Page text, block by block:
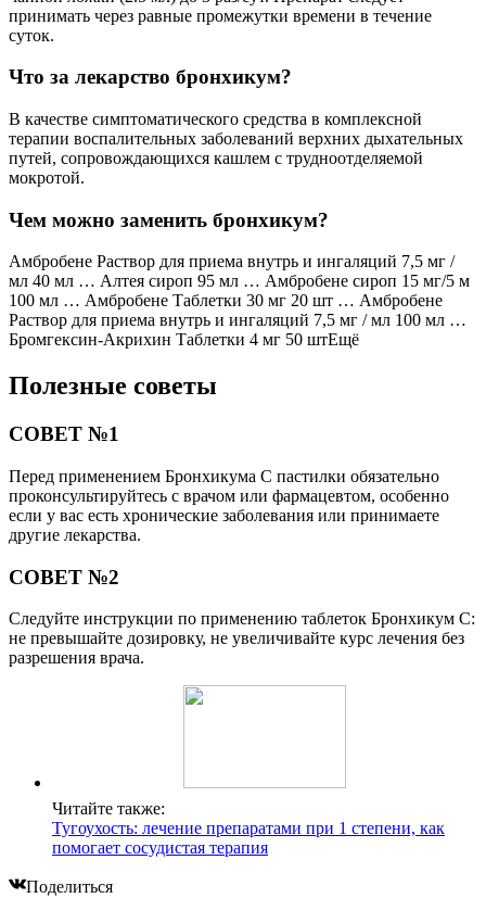
принимать через равные промежутки времени в течение
суток.
Что за лекарство бронхикум?
В качестве симптоматического средства в комплексной
терапии воспалительных заболеваний верхних дыхательных
путей, сопровождающихся кашлем с трудноотделяемой
мокротой.
Чем можно заменить бронхикум?
Амбробене Раствор для приема внутрь и ингаляций 7,5 мг /
мл 40 мл … Алтея сироп 95 мл … Амбробене сироп 15 мг/5 м
100 мл … Амбробене Таблетки 30 мг 20 шт … Амбробене
Раствор для приема внутрь и ингаляций 7,5 мг / мл 100 мл …
Бромгексин-Акрихин Таблетки 4 мг 50 штЕщё
Полезные советы
СОВЕТ №1
Перед применением Бронхикума С пастилки обязательно
проконсультируйтесь с врачом или фармацевтом, особенно
если у вас есть хронические заболевания или принимаете
другие лекарства.
СОВЕТ №2
Следуйте инструкции по применению таблеток Бронхикум С:
не превышайте дозировку, не увеличивайте курс лечения без
разрешения врача.
Читайте также:
Тугоухость: лечение препаратами при 1 степени, как
помогает сосудистая терапия
Поделиться